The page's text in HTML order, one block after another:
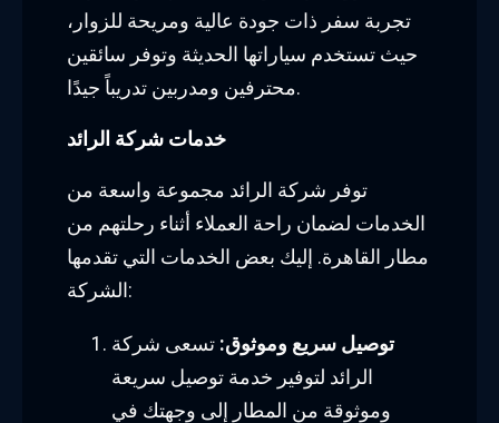
تجربة سفر ذات جودة عالية ومريحة للزوار،
حيث تستخدم سياراتها الحديثة وتوفر سائقين
محترفين ومدربين تدريباً جيدًا.
خدمات شركة الرائد
توفر شركة الرائد مجموعة واسعة من
الخدمات لضمان راحة العملاء أثناء رحلتهم من
مطار القاهرة. إليك بعض الخدمات التي تقدمها
الشركة:
توصيل سريع وموثوق: تسعى شركة
الرائد لتوفير خدمة توصيل سريعة
وموثوقة من المطار إلى وجهتك في